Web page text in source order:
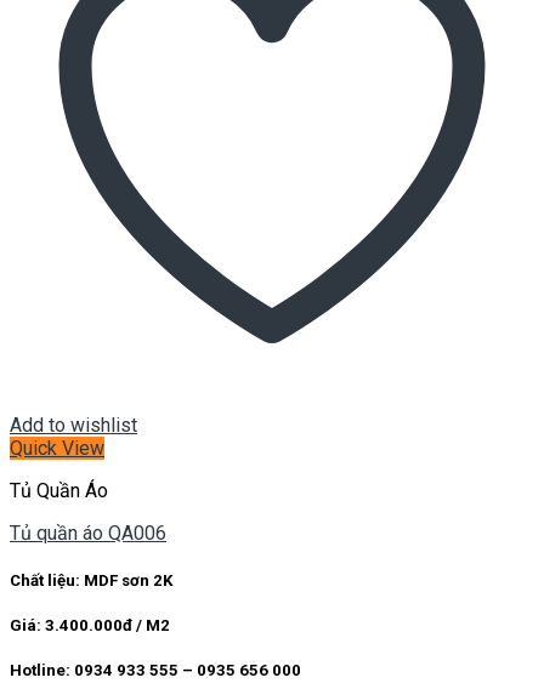
Add to wishlist
Quick View
Tủ Quần Áo
Tủ quần áo QA006
Chất liệu: MDF sơn 2K
Giá: 3.400.000đ / M2
Hotline: 0934 933 555 – 0935 656 000